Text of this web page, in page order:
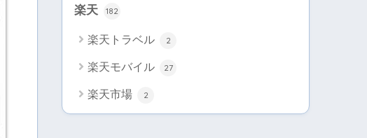
楽天 182
楽天トラベル 2
楽天モバイル 27
楽天市場 2